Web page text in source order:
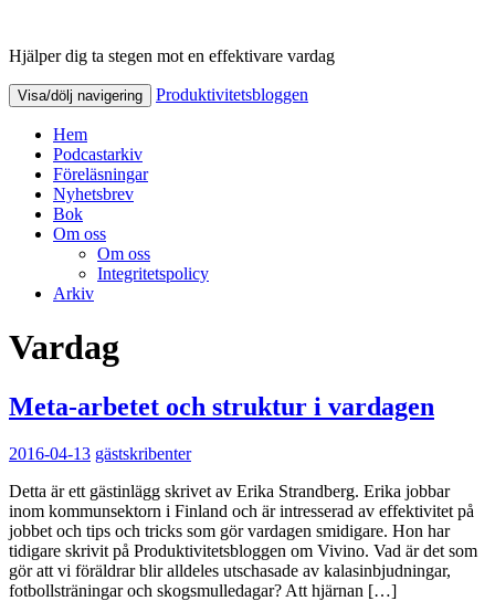
Produktivitetsbloggen
Hjälper dig ta stegen mot en effektivare vardag
Visa/dölj navigering Produktivitetsbloggen
Hem
Podcastarkiv
Föreläsningar
Nyhetsbrev
Bok
Om oss
Om oss
Integritetspolicy
Arkiv
Vardag
Meta-arbetet och struktur i vardagen
2016-04-13 gästskribenter
Detta är ett gästinlägg skrivet av Erika Strandberg. Erika jobbar
inom kommunsektorn i Finland och är intresserad av effektivitet på
jobbet och tips och tricks som gör vardagen smidigare. Hon har
tidigare skrivit på Produktivitetsbloggen om Vivino. Vad är det som
gör att vi föräldrar blir alldeles utschasade av kalasinbjudningar,
fotbollsträningar och skogsmulledagar? Att hjärnan […]